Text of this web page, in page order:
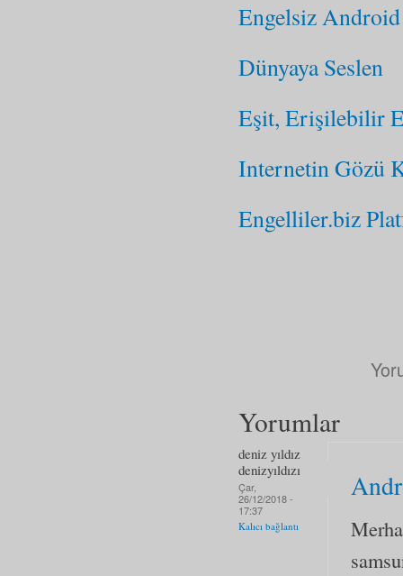
Engelsiz Android
Dünyaya Seslen
Eşit, Erişilebilir
Internetin Gözü
Engelliler.biz
Yorumlar
deniz yıldız
denizyıldızı
Çar,
26/12/2018 -
17:37
Kalıcı bağlantı